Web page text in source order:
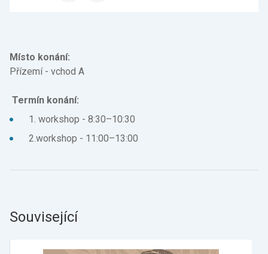
Místo konání:
Přízemí - vchod A
Termín konání:
1. workshop - 8:30–10:30
2.workshop - 11:00–13:00
Související